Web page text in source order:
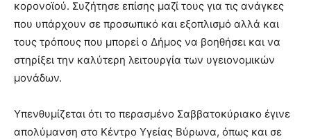
κορονοϊού. Συζήτησε επίσης μαζί τους για τις ανάγκες
που υπάρχουν σε προσωπικό και εξοπλισμό αλλά και
τους τρόπους που μπορεί ο Δήμος να βοηθήσει και να
στηρίξει την καλύτερη λειτουργία των υγειονομικών
μονάδων.
Υπενθυμίζεται ότι το περασμένο Σαββατοκύριακο έγινε
απολύμανση στο Κέντρο Υγείας Βύρωνα, όπως και σε